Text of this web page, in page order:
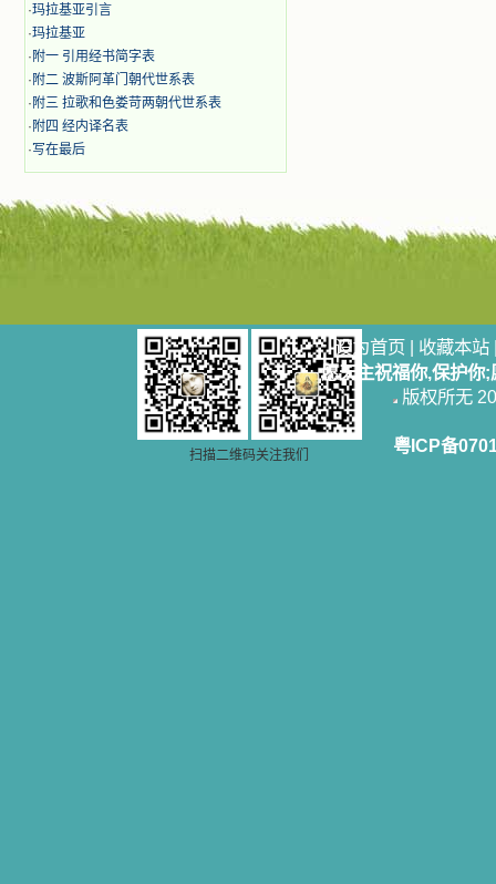
·玛拉基亚引言
·玛拉基亚
· 附一 引用经书简字表
· 附二 波斯阿革门朝代世系表
· 附三 拉歌和色娄苛两朝代世系表
· 附四 经内译名表
·写在最后
扫描二维码关注我们
设为首页 | 收藏本站
愿天主祝福你,保护你
版权所无
粤ICP备